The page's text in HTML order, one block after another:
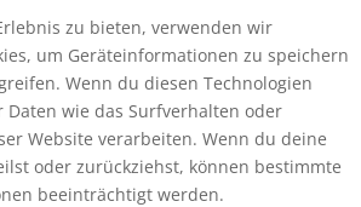
zu bieten, verwenden wir
um Geräteinformationen zu speichern
Wenn du diesen Technologien
wie das Surfverhalten oder
Website verarbeiten. Wenn du deine
oder zurückziehst, können bestimmte
beeinträchtigt werden.